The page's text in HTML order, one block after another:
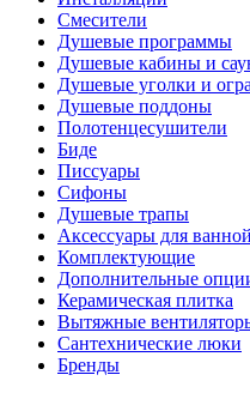
Смесители
Душевые программы
Душевые кабины и
Душевые уголки и
Душевые поддоны
Полотенцесушители
Биде
Писсуары
Сифоны
Душевые трапы
Аксессуары для
Комплектующие
Дополнительные
Керамическая плитка
Вытяжные
Сантехнические люки
Бренды